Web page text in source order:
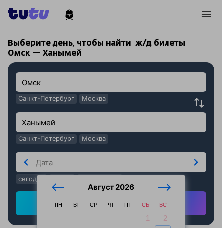
Выберите день, чтобы найти ж/д билеты
Омск — Ханымей
Санкт-Петербург Москва
Санкт-Петербург Москва
Август 2026
ПН ВТ СР ЧТ ПТ СБ ВС
1
2
сегодня
Найти ж/д билеты